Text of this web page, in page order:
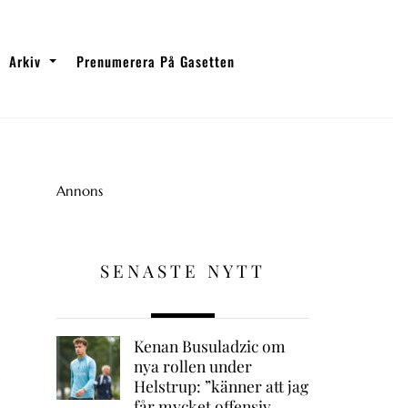
Arkiv Prenumerera På Gasetten
Annons
SENASTE NYTT
Kenan Busuladzic om
nya rollen under
Helstrup: ”känner att jag